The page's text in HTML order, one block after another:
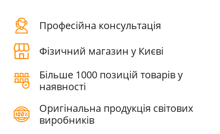
Професійна консультація
Фізичний магазин у Києві
Більше 1000 позицій товарів у
наявності
Оригінальна продукція світових
виробників